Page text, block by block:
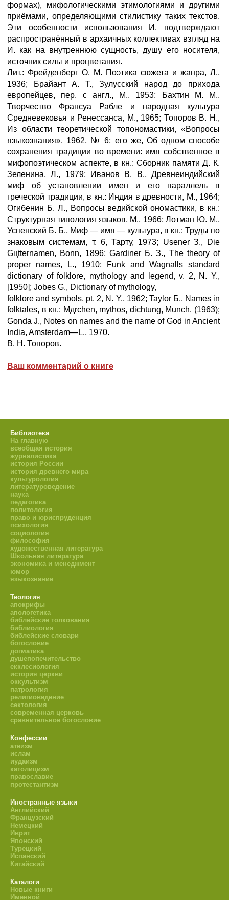
формах), мифологическими этимологиями и другими
приёмами, определяющими стилистику таких текстов.
Эти особенности использования И. подтверждают
распространённый в архаичных коллективах взгляд на
И. как на внутреннюю сущность, душу его носителя,
источник силы и процветания.
Лит.: Фрейденберг О. М. Поэтика сюжета и жанра, Л.,
1936; Брайант А. Т., Зулусский народ до прихода
европейцев, пер. с англ., М., 1953; Бахтин М. М.,
Творчество Франсуа Рабле и народная культура
Средневековья и Ренессанса, М., 1965; Топоров В. Н.,
Из области теоретической топономастики, «Вопросы
языкознания», 1962, № 6; его же, Об одном способе
сохранения традиции во времени: имя собственное в
мифопоэтическом аспекте, в кн.: Сборник памяти Д. К.
Зеленина, Л., 1979; Иванов В. В., Древнеиндийский
миф об установлении имен и его параллель в
греческой традиции, в кн.: Индия в древности, М., 1964;
Огибенин Б. Л., Вопросы ведийской ономастики, в кн.:
Структурная типология языков, М., 1966; Лотман Ю. М.,
Успенский Б. Б., Миф — имя — культура, в кн.: Труды по
знаковым системам, т. 6, Тарту, 1973; Usener З., Die
Gцtternamen, Bonn, 1896; Gardiner Б. З., The theory of
proper names, L., 1910; Funk and Wagnalls standard
dictionary of folklore, mythology and legend, v. 2, N. Y.,
[1950]; Jоbes G., Dictionary of mythology,
folklore and symbols, pt. 2, N. Y., 1962; Taylor Б., Names in
folktales, в кн.: Mдrchen, mythos, dichtung, Munch. (1963);
Gonda J., Notes on names and the name of God in Ancient
India, Amsterdam—L., 1970.
В. H. Топоров.
Ваш комментарий о книге
Библиотека
На главную
всеобщая история
журналистика
история России
история древнего мира
культурология
литературоведение
наука
педагогика
политология
право и юриспруденция
психология
социология
философия
художественная литература
Школьная литература
экономика и менеджмент
юмор
языкознание
Теология
апокрифы
апологетика
библейские толкования
библиология
библейские словари
богословие
догматика
душепопечительство
екклесиология
история церкви
оккультизм
патрология
религиоведение
сектология
современная церковь
сравнительное богословие
Конфессии
атеизм
ислам
иудаизм
католицизм
православие
протестантизм
Иностранные языки
Английский
Французский
Немецкий
Иврит
Японский
Турецкий
Испанский
Китайский
Каталоги
Новые книги
Именной